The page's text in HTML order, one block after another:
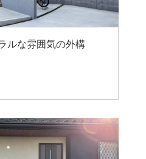
ルな雰囲気の外構